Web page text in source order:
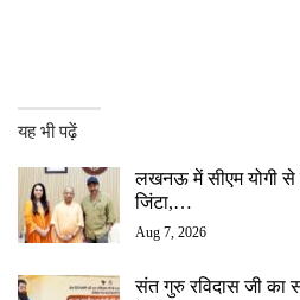
यह भी पढ़ें
लखनऊ में सीएम योगी
जिंटा,…
Aug 7, 2026
संत गुरु रविदास जी